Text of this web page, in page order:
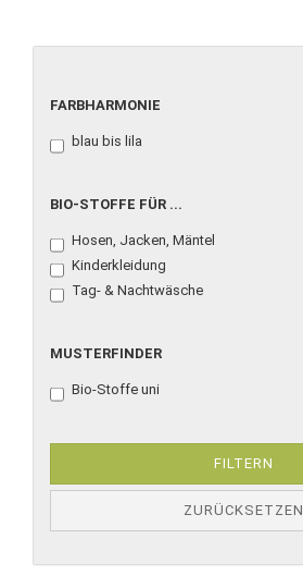
FARBHARMONIE
FARBHARMONIE
blau bis lila
BIO-
FÜR
...
BIO-STOFFE FÜR ...
Hosen, Jacken, Mäntel
Kinderkleidung
Tag- & Nachtwäsche
MUSTERFINDER
MUSTERFINDER
Bio-Stoffe uni
FILTERN
ZURÜCKSETZEN